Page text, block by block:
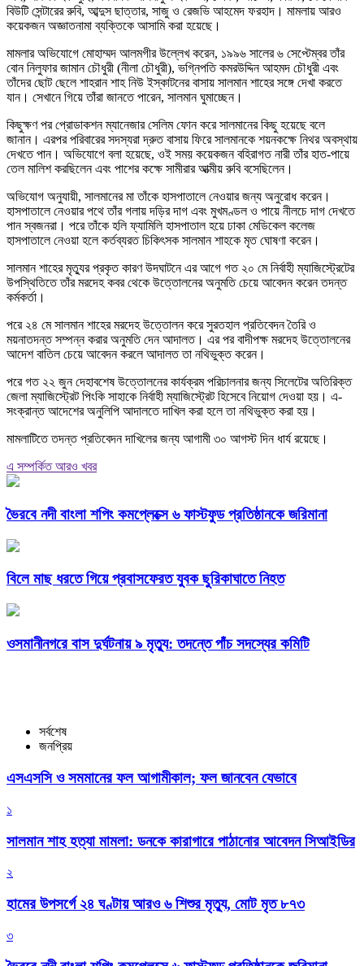
বিউটি সেন্টারের রুবি, আব্দুস ছাত্তার, সাজু ও রেজভি আহমেদ ফরহাদ। মামলায় আরও
কয়েকজন অজ্ঞাতনামা ব্যক্তিকে আসামি করা হয়েছে।
মামলার অভিযোগে মোহাম্মদ আলমগীর উল্লেখ করেন, ১৯৯৬ সালের ৬ সেপ্টেম্বর তাঁর
বোন নিলুফার জামান চৌধুরী (নীলা চৌধুরী), ভগ্নিপতি কমরউদ্দিন আহমদ চৌধুরী এবং
তাঁদের ছোট ছেলে শাহরান শাহ নিউ ইস্কাটনের বাসায় সালমান শাহের সঙ্গে দেখা করতে
যান। সেখানে গিয়ে তাঁরা জানতে পারেন, সালমান ঘুমাচ্ছেন।
কিছুক্ষণ পর প্রোডাকশন ম্যানেজার সেলিম ফোন করে সালমানের কিছু হয়েছে বলে
জানান। এরপর পরিবারের সদস্যরা দ্রুত বাসায় ফিরে সালমানকে শয়নকক্ষে নিথর অবস্থায়
দেখতে পান। অভিযোগে বলা হয়েছে, ওই সময় কয়েকজন বহিরাগত নারী তাঁর হাত-পায়ে
তেল মালিশ করছিলেন এবং পাশের কক্ষে সামীরার আত্মীয় রুবি বসেছিলেন।
অভিযোগ অনুযায়ী, সালমানের মা তাঁকে হাসপাতালে নেওয়ার জন্য অনুরোধ করেন।
হাসপাতালে নেওয়ার পথে তাঁর গলায় দড়ির দাগ এবং মুখমণ্ডল ও পায়ে নীলচে দাগ দেখতে
পান স্বজনরা। পরে তাঁকে হলি ফ্যামিলি হাসপাতাল হয়ে ঢাকা মেডিকেল কলেজ
হাসপাতালে নেওয়া হলে কর্তব্যরত চিকিৎসক সালমান শাহকে মৃত ঘোষণা করেন।
সালমান শাহের মৃত্যুর প্রকৃত কারণ উদঘাটনে এর আগে গত ২০ মে নির্বাহী ম্যাজিস্ট্রেটের
উপস্থিতিতে তাঁর মরদেহ কবর থেকে উত্তোলনের অনুমতি চেয়ে আবেদন করেন তদন্ত
কর্মকর্তা।
পরে ২৪ মে সালমান শাহের মরদেহ উত্তোলন করে সুরতহাল প্রতিবেদন তৈরি ও
ময়নাতদন্ত সম্পন্ন করার অনুমতি দেন আদালত। এর পর বাদীপক্ষ মরদেহ উত্তোলনের
আদেশ বাতিল চেয়ে আবেদন করলে আদালত তা নথিভুক্ত করেন।
পরে গত ২২ জুন দেহাবশেষ উত্তোলনের কার্যক্রম পরিচালনার জন্য সিলেটের অতিরিক্ত
জেলা ম্যাজিস্ট্রেট পিংকি সাহাকে নির্বাহী ম্যাজিস্ট্রেট হিসেবে নিয়োগ দেওয়া হয়। এ-
সংক্রান্ত আদেশের অনুলিপি আদালতে দাখিল করা হলে তা নথিভুক্ত করা হয়।
মামলাটিতে তদন্ত প্রতিবেদন দাখিলের জন্য আগামী ৩০ আগস্ট দিন ধার্য রয়েছে।
এ সম্পর্কিত আরও খবর
ভৈরবে নদী বাংলা শপিং কমপ্লেক্সে ৬ ফাস্টফুড প্রতিষ্ঠানকে জরিমানা
বিলে মাছ ধরতে গিয়ে প্রবাসফেরত যুবক ছুরিকাঘাতে নিহত
ওসমানীনগরে বাস দুর্ঘটনায় ৯ মৃত্যু: তদন্তে পাঁচ সদস্যের কমিটি
সর্বশেষ
জনপ্রিয়
এসএসসি ও সমমানের ফল আগামীকাল; ফল জানবেন যেভাবে
১
সালমান শাহ হত্যা মামলা: ডনকে কারাগারে পাঠানোর আবেদন সিআইডির
২
হামের উপসর্গে ২৪ ঘণ্টায় আরও ৬ শিশুর মৃত্যু, মোট মৃত ৮৭৩
৩